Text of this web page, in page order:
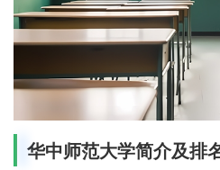
华中师范大学简介及排